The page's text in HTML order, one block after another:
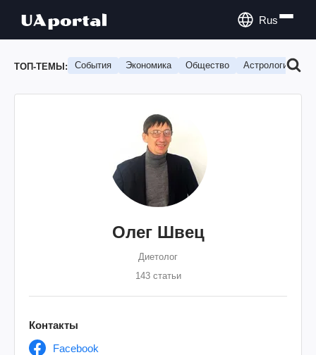
Rus
ТОП-ТЕМЫ: События Экономика Общество Астрология
Олег Швец
Диетолог
143 статьи
Контакты
Facebook